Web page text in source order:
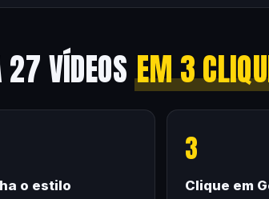
27 VÍDEOSEM 3
o estilo
3
Clique em